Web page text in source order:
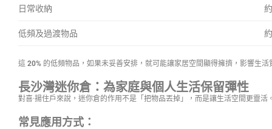
日常收納
低頻及過渡物品
這 20% 的低頻物品，如果未妥善安排，就可能讓家居空間顯得擁擠，影響生活
長沙灣迷你倉：為家庭與個人生活保留彈性
對喜·揚住戶來說，迷你倉的作用不是「把物品丟掉」，而是讓生活空間更靈活
常見應用方式：